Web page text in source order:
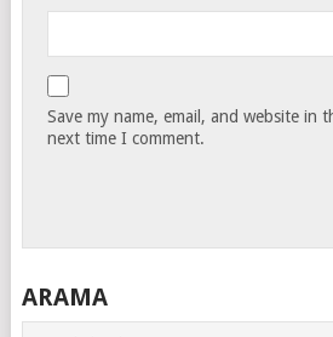
Save my name, email, and website in
next time I comment.
ARAMA